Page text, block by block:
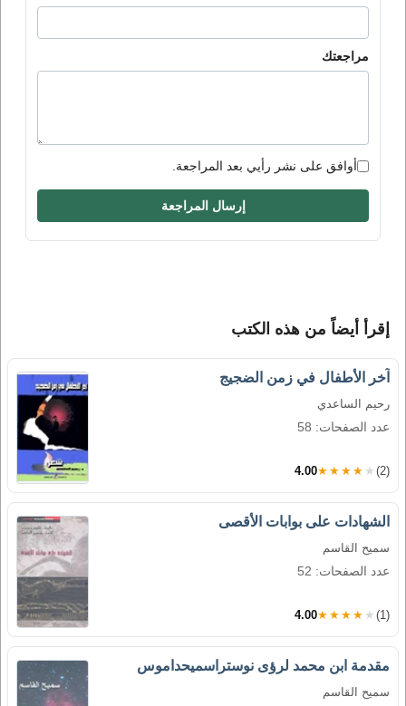
مراجعتك
أوافق على نشر رأيي بعد المراجعة.
إرسال المراجعة
إقرأ أيضاً من هذه الكتب
آخر الأطفال في زمن الضجيج
رحيم الساعدي
عدد الصفحات: 58
4.00★★★★★ (2)
الشهادات على بوابات الأقصى
سميح القاسم
عدد الصفحات: 52
4.00★★★★★ (1)
مقدمة ابن محمد لرؤى نوستراسميحداموس
سميح القاسم